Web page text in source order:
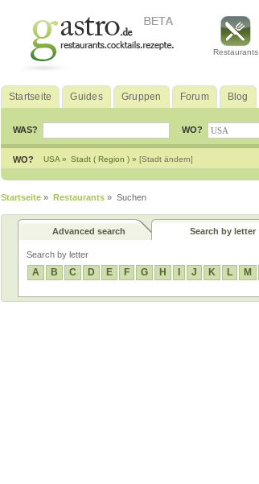
Restaurants
Startseite Guides Gruppen Forum Blog
WAS? WO?
WO? USA » Stadt ( Region ) » [Stadt ändern]
Startseite » Restaurants » Suchen
Advanced search Search by letter
Search by letter
A B C D E F G H J K L M